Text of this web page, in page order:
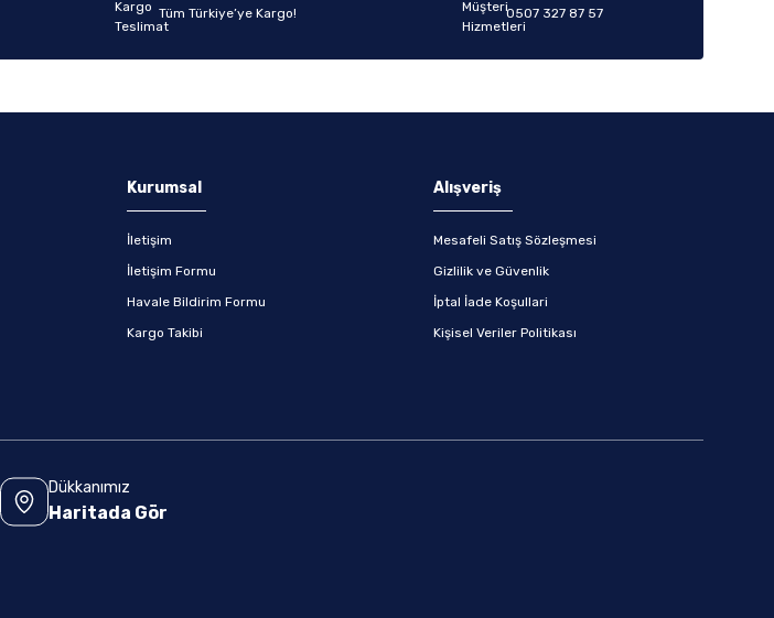
Tüm Türkiye’ye Kargo! 0507 327 87 57
Kurumsal
İletişim
İletişim Formu
Havale Bildirim Formu
Kargo Takibi
Alışveriş
Mesafeli Satış Sözleşmesi
Gizlilik ve Güvenlik
İptal İade Koşullari
Kişisel Veriler Politikası
Dükkanımız
Haritada Gör